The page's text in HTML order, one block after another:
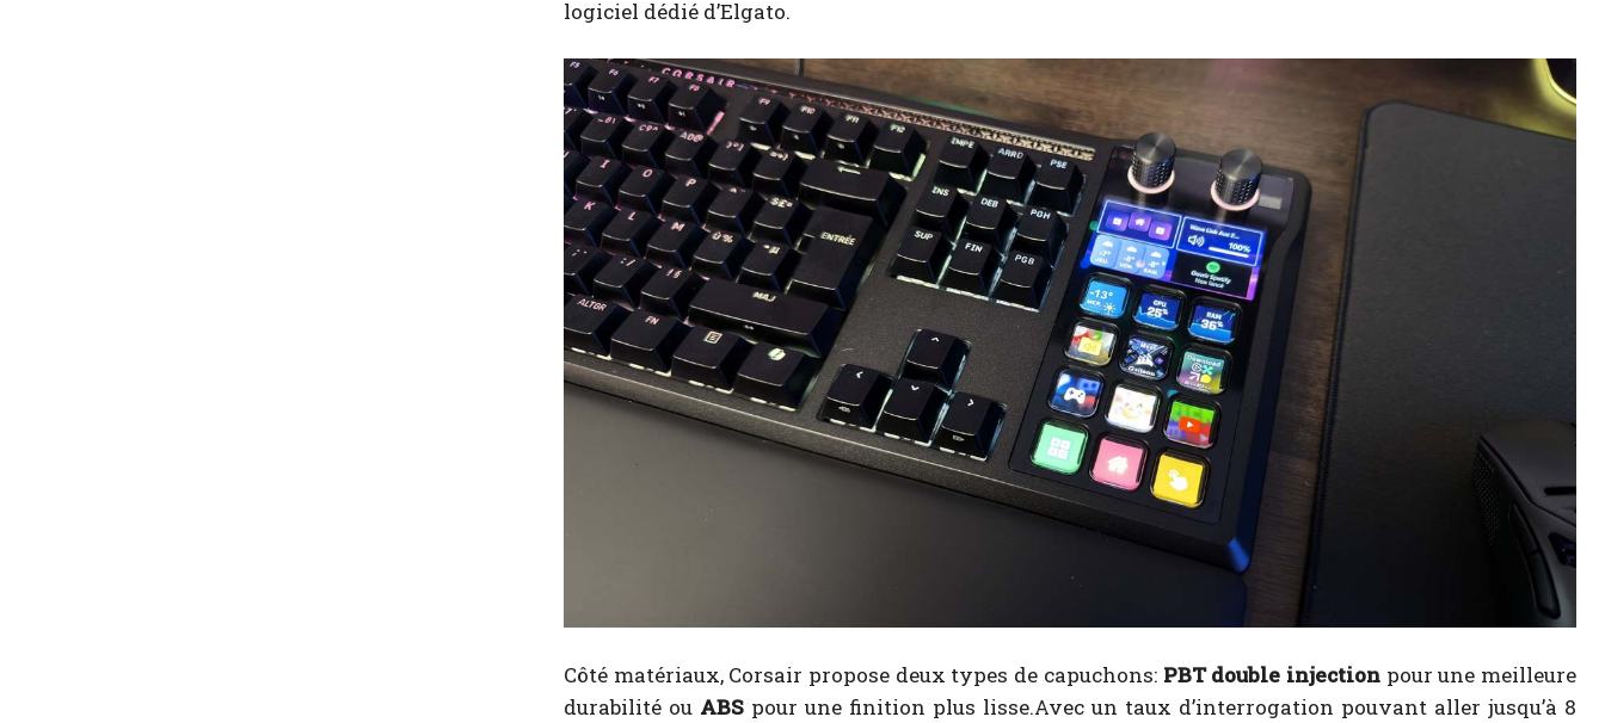
logiciel dédié d’Elgato.
Côté matériaux, Corsair propose deux types de capuchons: PBT double injection pour une meilleure
durabilité ou ABS pour une finition plus lisse.Avec un taux d’interrogation pouvant aller jusqu’à 8